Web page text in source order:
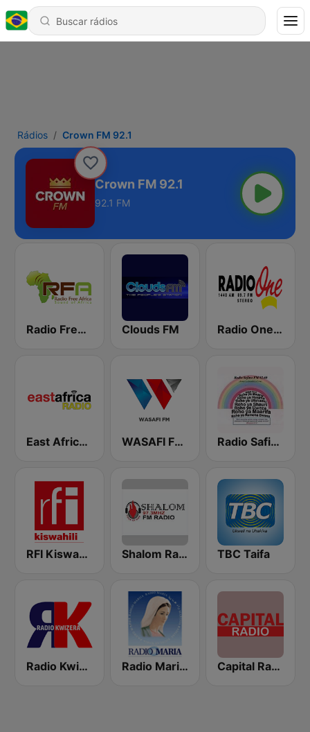
Rádios Crown FM 92.1
Crown FM 92.1
92.1 FM
Radio Free Africa Clouds FM Radio One Stereo
East Africa Radio WASAFI FM - 88.9 Radio Safina FM
RFI Kiswahili Shalom Radio Arusha TBC Taifa
Radio Kwizera Radio Maria Tanzania Capital Radio